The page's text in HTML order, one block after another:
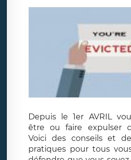
Depuis le 1er AVRIL
être ou faire expulser
Voici des conseils et
pratiques pour tous